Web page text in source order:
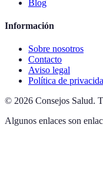
Blog
Información
Sobre nosotros
Contacto
Aviso legal
Política de
© 2026 Consejos Salud.
Algunos enlaces son